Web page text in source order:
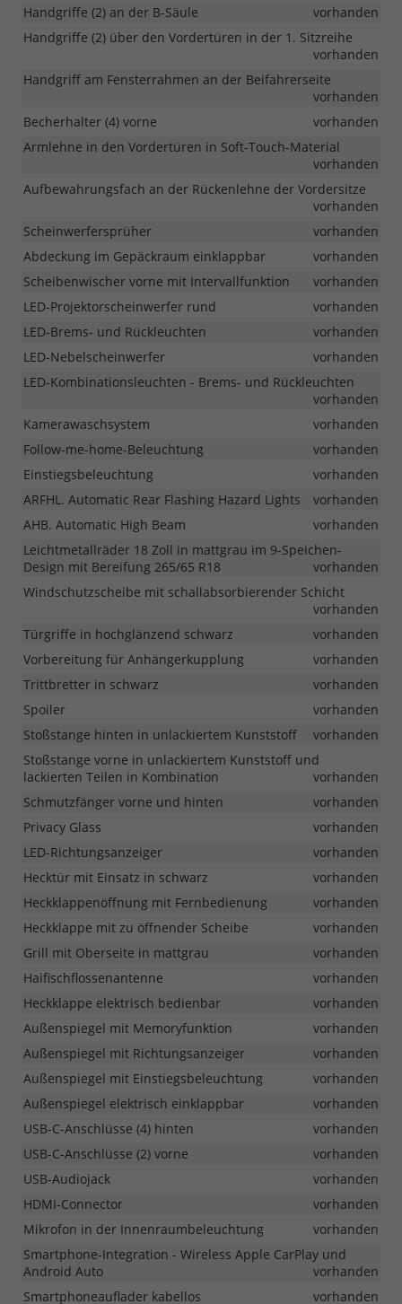
Handgriffe (2) an der B-Säule
vorhanden
Handgriffe (2) über den Vordertüren in der 1. Sitzreihe
vorhanden
Handgriff am Fensterrahmen an der Beifahrerseite
vorhanden
Becherhalter (4) vorne
vorhanden
Armlehne in den Vordertüren in Soft-Touch-Material
vorhanden
Aufbewahrungsfach an der Rückenlehne der Vordersitze
vorhanden
Scheinwerfersprüher
vorhanden
Abdeckung im Gepäckraum einklappbar
vorhanden
Scheibenwischer vorne mit Intervallfunktion
vorhanden
LED-Projektorscheinwerfer rund
vorhanden
LED-Brems- und Rückleuchten
vorhanden
LED-Nebelscheinwerfer
vorhanden
LED-Kombinationsleuchten - Brems- und Rückleuchten
vorhanden
Kamerawaschsystem
vorhanden
Follow-me-home-Beleuchtung
vorhanden
Einstiegsbeleuchtung
vorhanden
ARFHL. Automatic Rear Flashing Hazard Lights
vorhanden
AHB. Automatic High Beam
vorhanden
Leichtmetallräder 18 Zoll in mattgrau im 9-Speichen-
Design mit Bereifung 265/65 R18
vorhanden
Windschutzscheibe mit schallabsorbierender Schicht
vorhanden
Türgriffe in hochglänzend schwarz
vorhanden
Vorbereitung für Anhängerkupplung
vorhanden
Trittbretter in schwarz
vorhanden
Spoiler
vorhanden
Stoßstange hinten in unlackiertem Kunststoff
vorhanden
Stoßstange vorne in unlackiertem Kunststoff und
lackierten Teilen in Kombination
vorhanden
Schmutzfänger vorne und hinten
vorhanden
Privacy Glass
vorhanden
LED-Richtungsanzeiger
vorhanden
Hecktür mit Einsatz in schwarz
vorhanden
Heckklappenöffnung mit Fernbedienung
vorhanden
Heckklappe mit zu öffnender Scheibe
vorhanden
Grill mit Oberseite in mattgrau
vorhanden
Haifischflossenantenne
vorhanden
Heckklappe elektrisch bedienbar
vorhanden
Außenspiegel mit Memoryfunktion
vorhanden
Außenspiegel mit Richtungsanzeiger
vorhanden
Außenspiegel mit Einstiegsbeleuchtung
vorhanden
Außenspiegel elektrisch einklappbar
vorhanden
USB-C-Anschlüsse (4) hinten
vorhanden
USB-C-Anschlüsse (2) vorne
vorhanden
USB-Audiojack
vorhanden
HDMI-Connector
vorhanden
Mikrofon in der Innenraumbeleuchtung
vorhanden
Smartphone-Integration - Wireless Apple CarPlay und
Android Auto
vorhanden
Smartphoneauflader kabellos
vorhanden